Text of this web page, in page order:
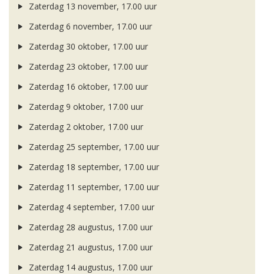
Zaterdag 13 november, 17.00 uur
Zaterdag 6 november, 17.00 uur
Zaterdag 30 oktober, 17.00 uur
Zaterdag 23 oktober, 17.00 uur
Zaterdag 16 oktober, 17.00 uur
Zaterdag 9 oktober, 17.00 uur
Zaterdag 2 oktober, 17.00 uur
Zaterdag 25 september, 17.00 uur
Zaterdag 18 september, 17.00 uur
Zaterdag 11 september, 17.00 uur
Zaterdag 4 september, 17.00 uur
Zaterdag 28 augustus, 17.00 uur
Zaterdag 21 augustus, 17.00 uur
Zaterdag 14 augustus, 17.00 uur